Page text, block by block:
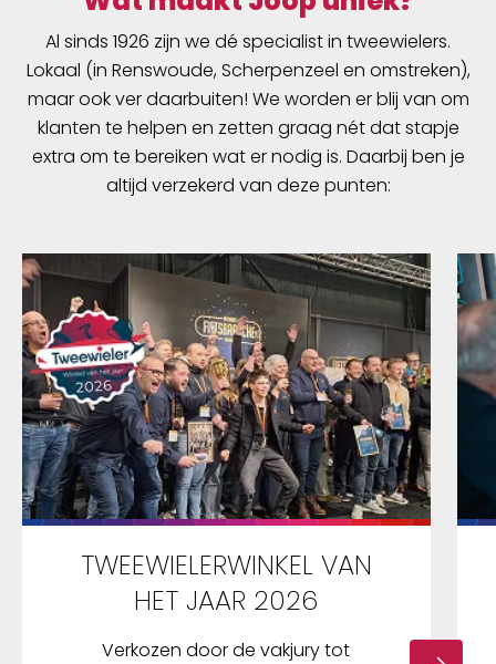
Al sinds 1926 zijn we dé specialist in tweewielers.
Lokaal (in Renswoude, Scherpenzeel en omstreken),
maar ook ver daarbuiten! We worden er blij van om
klanten te helpen en zetten graag nét dat stapje
extra om te bereiken wat er nodig is. Daarbij ben je
altijd verzekerd van deze punten:
TWEEWIELERWINKEL VAN
HET JAAR 2026
Verkozen door de vakjury tot